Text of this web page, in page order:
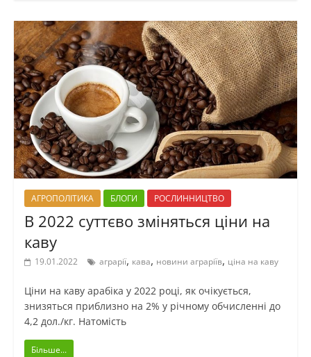
АГРОПОЛІТИКА БЛОГИ РОСЛИННИЦТВО
В 2022 суттєво зміняться ціни на
каву
19.01.2022 аграрії, кава, новини аграріїв, ціна на каву
Ціни на каву арабіка у 2022 році, як очікується,
знизяться приблизно на 2% у річному обчисленні до
4,2 дол./кг. Натомість
Більше...